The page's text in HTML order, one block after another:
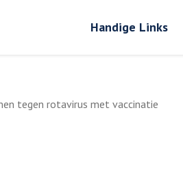
Handige Links
tegen rotavirus met vaccinatie